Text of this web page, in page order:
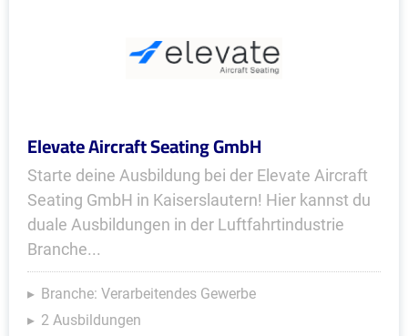
Elevate Aircraft Seating GmbH
Starte deine Ausbildung bei der Elevate Aircraft
Seating GmbH in Kaiserslautern! Hier kannst du
duale Ausbildungen in der Luftfahrtindustrie
Branche...
Branche: Verarbeitendes Gewerbe
2 Ausbildungen